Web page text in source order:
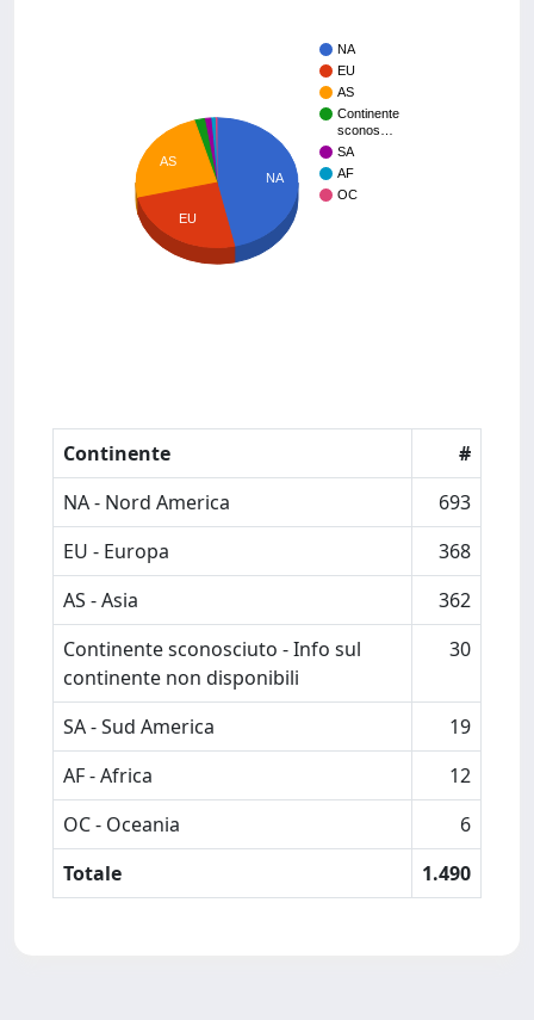
NA
EU
AS
Continente
sconos…
SA
AF
OC
NA
AS
EU
Continente
#
NA - Nord America
693
EU - Europa
368
AS - Asia
362
Continente sconosciuto - Info sul
continente non disponibili
30
SA - Sud America
19
AF - Africa
12
OC - Oceania
6
Totale
1.490